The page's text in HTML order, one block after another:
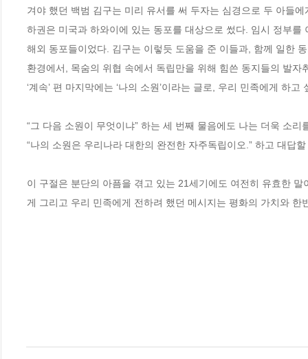
겨야 했던 백범 김구는 미리 유서를 써 두자는 심경으로 두 아들
하권은 미국과 하와이에 있는 동포를 대상으로 썼다. 임시 정부
해외 동포들이었다. 김구는 이렇듯 도움을 준 이들과, 함께 일한
환경에서, 목숨의 위협 속에서 독립만을 위해 힘쓴 동지들의 발
‘계속’ 편 마지막에는 ‘나의 소원’이라는 글로, 우리 민족에게 하
“그 다음 소원이 무엇이냐” 하는 세 번째 물음에도 나는 더욱 소리
“나의 소원은 우리나라 대한의 완전한 자주독립이오.” 하고 대답
이 구절은 분단의 아픔을 겪고 있는 21세기에도 여전히 유효한
게 그리고 우리 민족에게 전하려 했던 메시지는 평화의 가치와